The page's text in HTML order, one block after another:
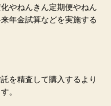
やねんきん定期便やねん
年金試算などを実施する
を精査して購入するより
。